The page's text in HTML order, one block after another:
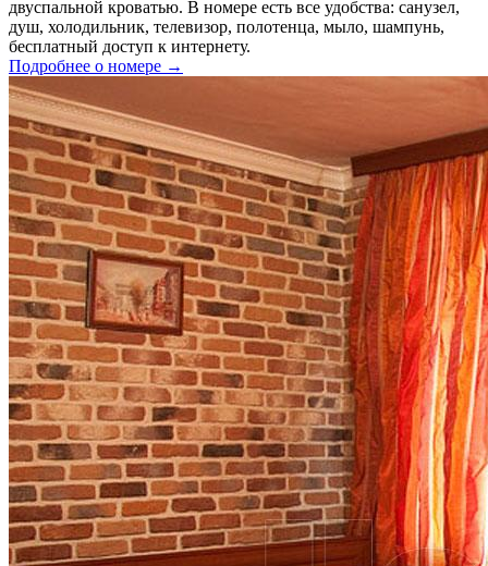
двуспальной кроватью. В номере есть все удобства: санузел,
душ, холодильник, телевизор, полотенца, мыло, шампунь,
бесплатный доступ к интернету.
Подробнее о номере →